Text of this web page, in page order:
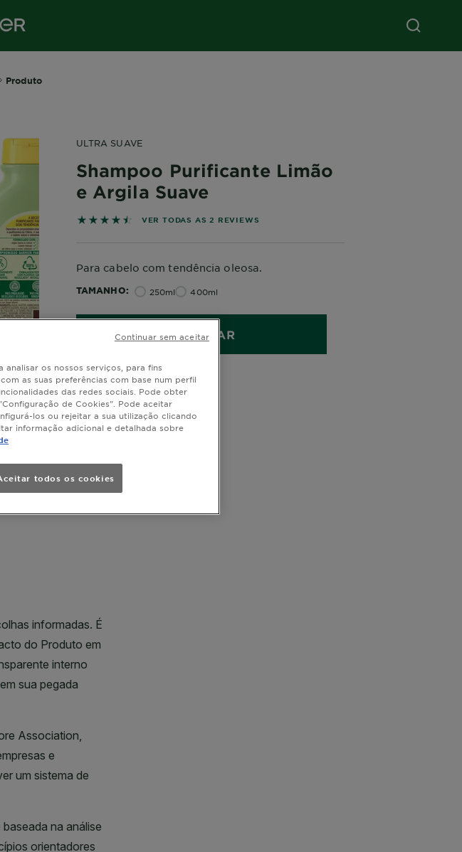
Produto
1
SLIDE 2
SLIDE 3
ULTRA SUAVE
Shampoo Purificante Limão
e Argila Suave
4.5 out of 5 stars based on reviews
VER TODAS AS 2 REVIEWS
Para cabelo com tendência oleosa.
TAMANHO 250ml 400ml
COMPRAR
os nossos serviços, para fins
as suas preferências com base num perfil
das redes sociais. Pode obter
de Cookies". Pode aceitar
los ou rejeitar a sua utilização clicando
informação adicional e detalhada sobre
todos os cookies
Continuar sem aceitar